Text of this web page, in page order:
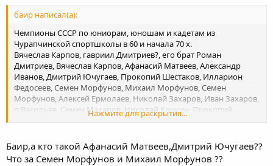
а
баир написал(а):
Чемпионы СССР по юниорам, юношам и кадетам из
Чурапчинской спортшколы в 60 и начала 70 х.
Вячеслав Карпов, гавриил Дмитриев?, его брат Роман
Дмитриев, Вячеслав Карпов, Афанасий Матвеев, Александр
Иванов, Дмитрий Ючугаев, Прокопий Шестаков, Илларион
Федосеев, Семен Морфунов, Михаил Морфунов, Семен
Морфунов, Алексей Ермолаев, Николай Захаров, Иван Захаров,
п Васильев, Семен Макаров, Николай Коркин, Прокопий
Захаров, Виктор Рукавишников. Пинигин и Рукавишников уже
В 1980 году чемпионом по юношам стали М Аммосов и
Владимир Яковлев. Там среди чемпионов Адлан Вараев
Нажмите для раскрытия...
Баир,а кто такой Афанасий Матвеев,Дмитрий Ючугаев??
Что за Семен Морфунов и Михаил Морфунов ??